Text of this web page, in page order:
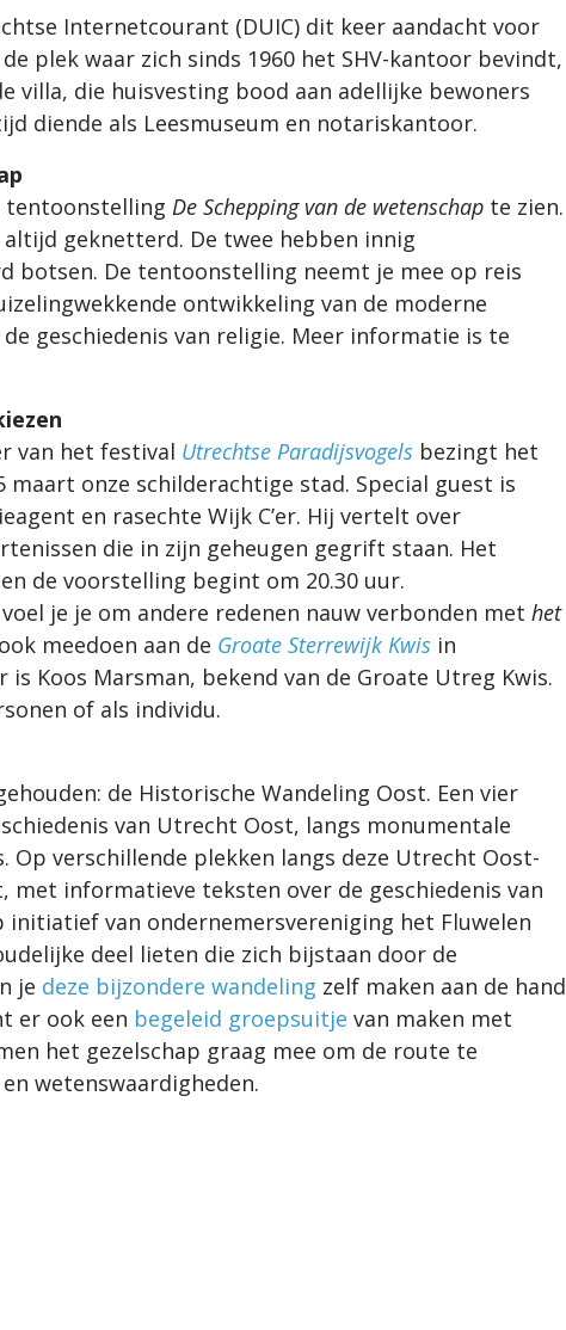
Internetcourant (DUIC) dit keer aandacht voor
de plek waar zich sinds 1960 het SHV-kantoor bevindt,
villa, die huisvesting bood aan adellijke bewoners
diende als Leesmuseum en notariskantoor.
tentoonstelling De Schepping van de wetenschap te zien.
geknetterd. De twee hebben innig
botsen. De tentoonstelling neemt je mee op reis
ontwikkeling van de moderne
geschiedenis van religie. Meer informatie is te
van het festival Utrechtse Paradijsvogels bezingt het
onze schilderachtige stad. Special guest is
en rasechte Wijk C’er. Hij vertelt over
die in zijn geheugen gegrift staan. Het
de voorstelling begint om 20.30 uur.
je je om andere redenen nauw verbonden met het
meedoen aan de Groate Sterrewijk Kwis in
Koos Marsman, bekend van de Groate Utreg Kwis.
of als individu.
de Historische Wandeling Oost. Een vier
van Utrecht Oost, langs monumentale
verschillende plekken langs deze Utrecht Oost-
met informatieve teksten over de geschiedenis van
initiatief van ondernemersvereniging het Fluwelen
deel lieten die zich bijstaan door de
je deze bijzondere wandeling zelf maken aan de hand
er ook een begeleid groepsuitje van maken met
het gezelschap graag mee om de route te
wetenswaardigheden.